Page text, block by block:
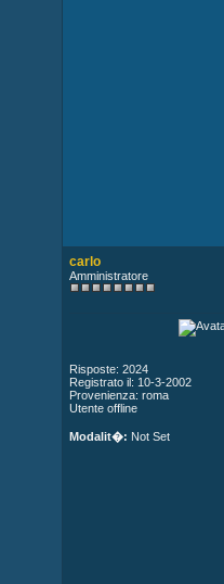
carlo
Amministratore
Risposte: 2024
Registrato il: 10-3-2002
Provenienza: roma
Utente offline
Modalit�: Not Set